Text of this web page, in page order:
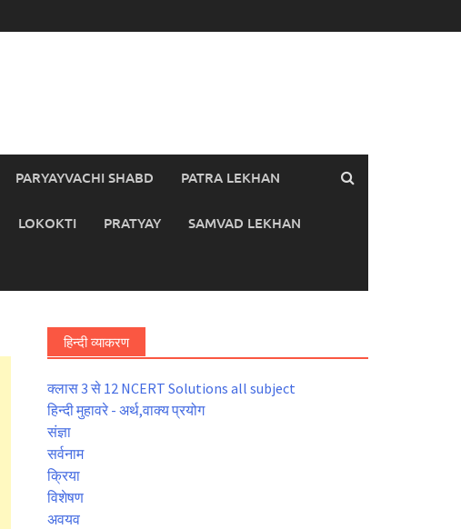
PARYAYVACHI SHABD PATRA LEKHAN
LOKOKTI PRATYAY SAMVAD LEKHAN
हिन्दी व्याकरण
क्लास 3 से 12 NCERT Solutions all subject
हिन्दी मुहावरे - अर्थ,वाक्य प्रयोग
संज्ञा
सर्वनाम
क्रिया
विशेषण
अवयव